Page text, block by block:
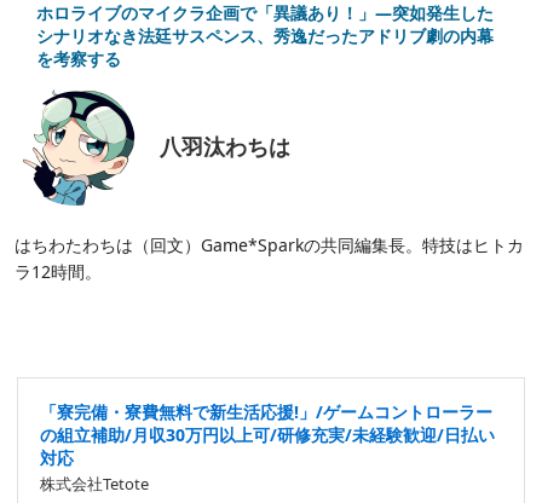
ホロライブのマイクラ企画で「異議あり！」―突如発生した
シナリオなき法廷サスペンス、秀逸だったアドリブ劇の内幕
を考察する
八羽汰わちは
はちわたわちは（回文）Game*Sparkの共同編集長。特技はヒトカ
ラ12時間。
「寮完備・寮費無料で新生活応援!」/ゲームコントローラー
の組立補助/月収30万円以上可/研修充実/未経験歓迎/日払い
対応
株式会社Tetote